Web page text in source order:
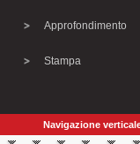
Approfondimento
Stampa
Navigazione